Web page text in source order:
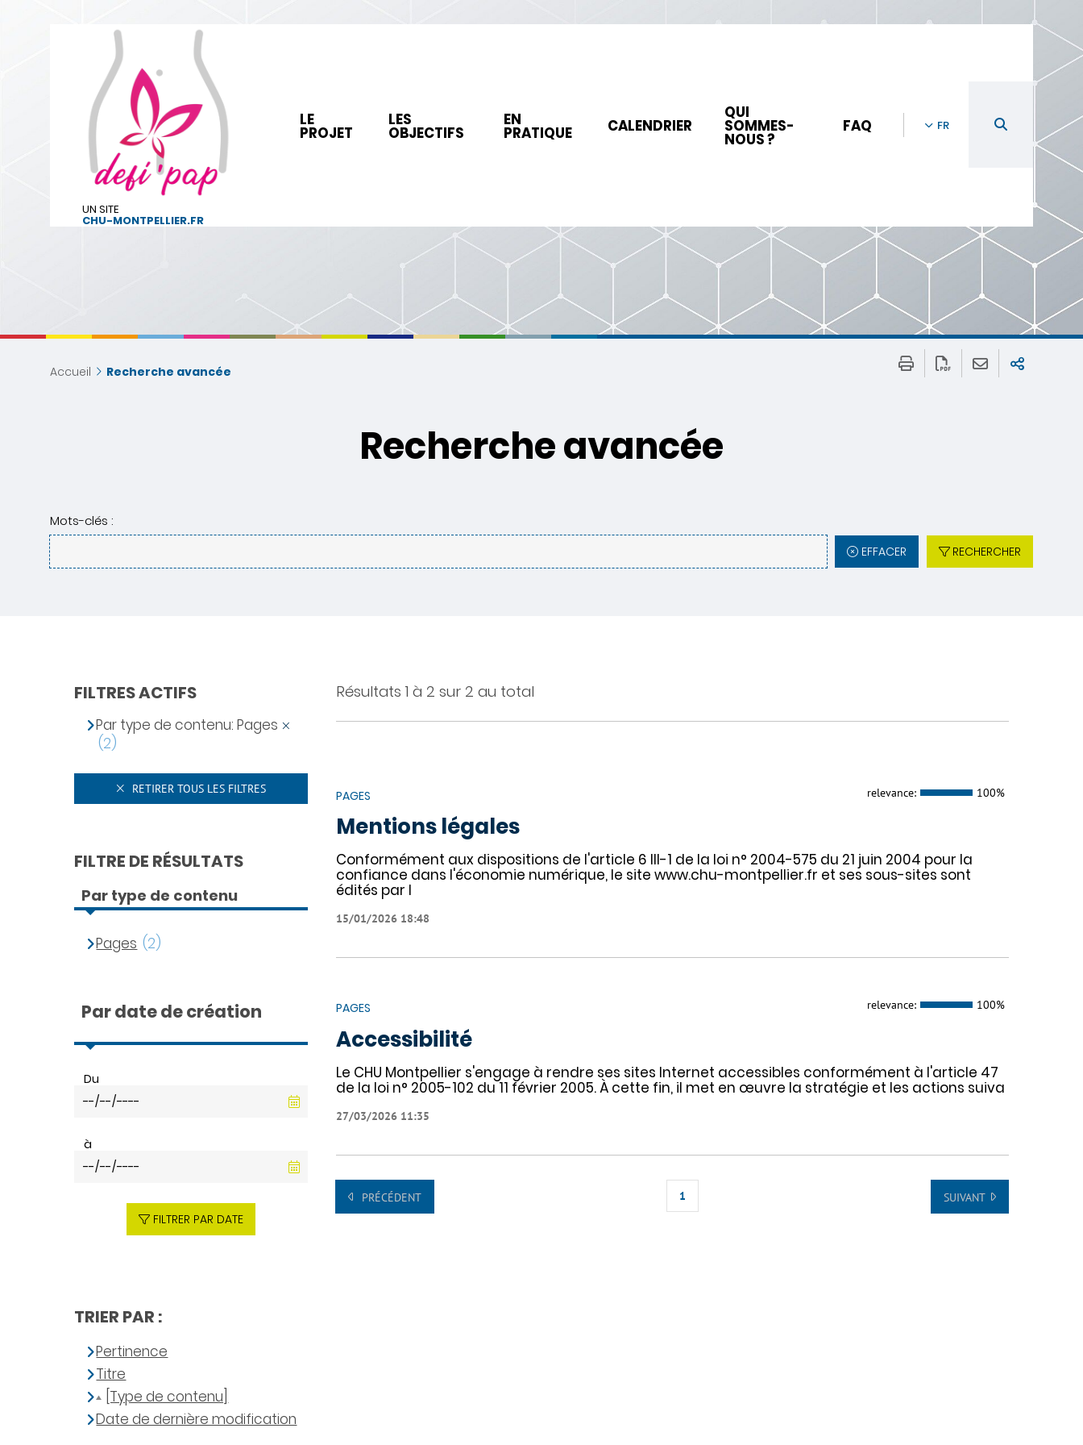
UN SITE
CHU-MONTPELLIER.FR
LE
PROJET
LES
OBJECTIFS
EN
PRATIQUE CALENDRIER
QUI
SOMMES-
NOUS ?
FAQ FR
Accueil Recherche avancée
Recherche avancée
Mots-clés :
EFFACER RECHERCHER
Résultats 1 à 2 sur 2 au total
PAGES relevance: 100%
Mentions légales
Conformément aux dispositions de l'article 6 III-1 de la loi n° 2004-575 du 21 juin 2004 pour la
confiance dans l'économie numérique, le site www.chu-montpellier.fr et ses sous-sites sont
édités par l
15/01/2026 18:48
PAGES relevance: 100%
Accessibilité
Le CHU Montpellier s'engage à rendre ses sites Internet accessibles conformément à l'article 47
de la loi n° 2005-102 du 11 février 2005. À cette fin, il met en œuvre la stratégie et les actions suiva
27/03/2026 11:35
PRÉCÉDENT 1 SUIVANT
FILTRES ACTIFS
Par type de contenu: Pages
(2)
RETIRER TOUS LES FILTRES
FILTRE DE RÉSULTATS
Par type de contenu
Pages (2)
Par date de création
Du
à
FILTRER PAR DATE
TRIER PAR :
Pertinence
Titre
[Type de contenu]
Date de dernière modification